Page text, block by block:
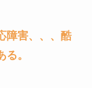
障害、、、酷
。